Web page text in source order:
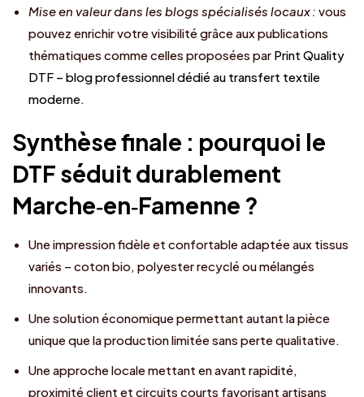
Mise en valeur dans les blogs spécialisés locaux : vous
pouvez enrichir votre visibilité grâce aux publications
thématiques comme celles proposées par Print Quality
DTF – blog professionnel dédié au transfert textile
moderne.
Synthèse finale : pourquoi le
DTF séduit durablement
Marche‑en‑Famenne ?
Une impression fidèle et confortable adaptée aux tissus
variés – coton bio, polyester recyclé ou mélangés
innovants.
Une solution économique permettant autant la pièce
unique que la production limitée sans perte qualitative.
Une approche locale mettant en avant rapidité,
proximité client et circuits courts favorisant artisans